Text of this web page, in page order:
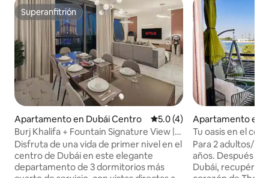
Superanfitrión
Superanfitrión
Apartamento en Dubái Centro Calificación promedio: 5.0
5.0 (4)
Burj Khalifa + Fountain Signature View |
Vista Luxe
Disfruta de una vida de primer nivel en el
centro de Dubái en este elegante
departamento de 3 dormitorios más
Apartamento en
ra
Tu oasis en el
Malamu
Para 2 adultos/2
años. Después
Dubái,